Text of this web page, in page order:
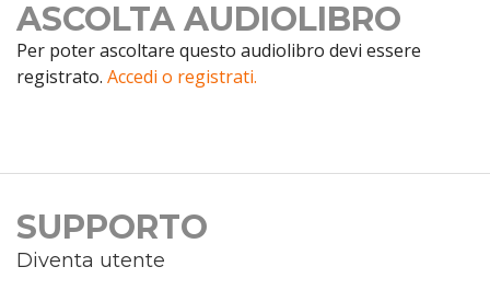
ASCOLTA AUDIOLIBRO
Per poter ascoltare questo audiolibro devi essere
registrato. Accedi o registrati.
SUPPORTO
Diventa utente